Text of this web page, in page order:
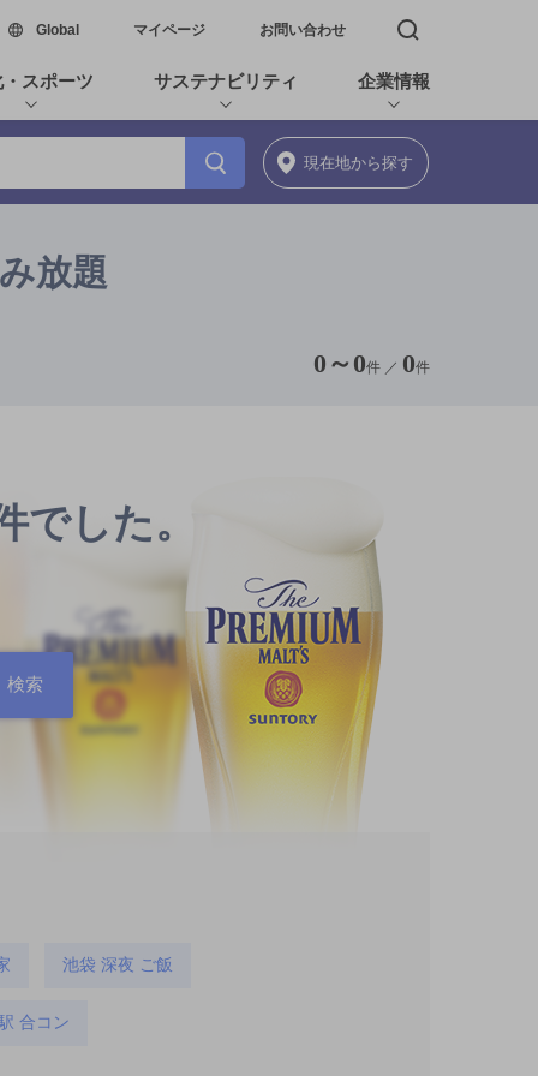
Global新しいウィンドウで開く
マイページ お問い合わせ 検索窓を開く
スポーツ サステナビリティ 企業情報
現在地から探す
放題
0 ～ 0件 ／ 0件
でした。
池袋 深夜 ご飯
合コン